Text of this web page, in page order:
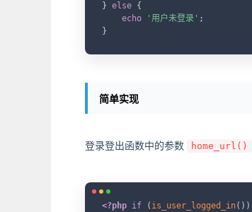
} else {
echo
'用户未登录' ;
}
简单实现
登录登出函数中的参数 home_url()
<?php if ( is_user_logged_in( ) )